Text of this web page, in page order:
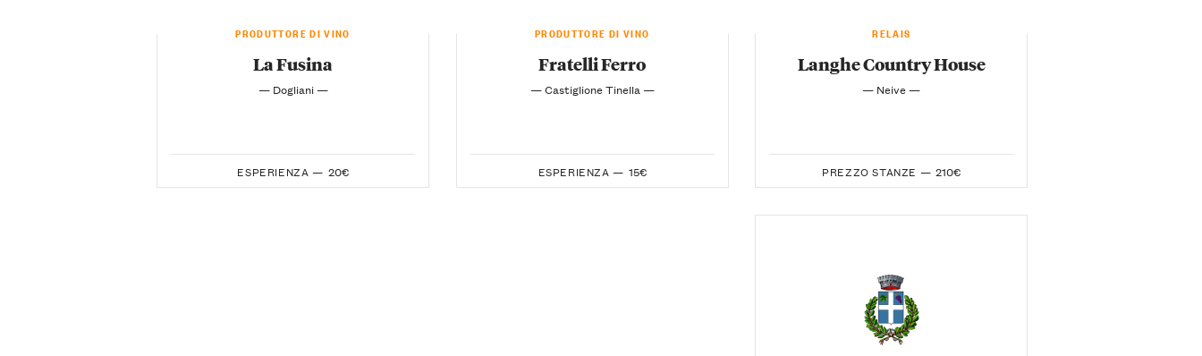
PRODUTTORE DI VINO
La Fusina
— Dogliani —
ESPERIENZA — 20€
PRODUTTORE DI VINO
Fratelli Ferro
— Castiglione Tinella —
ESPERIENZA — 15€
RELAIS
Langhe Country House
— Neive —
PREZZO STANZE — 210€